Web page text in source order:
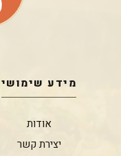
מידע שימושי
אודות
יצירת קשר